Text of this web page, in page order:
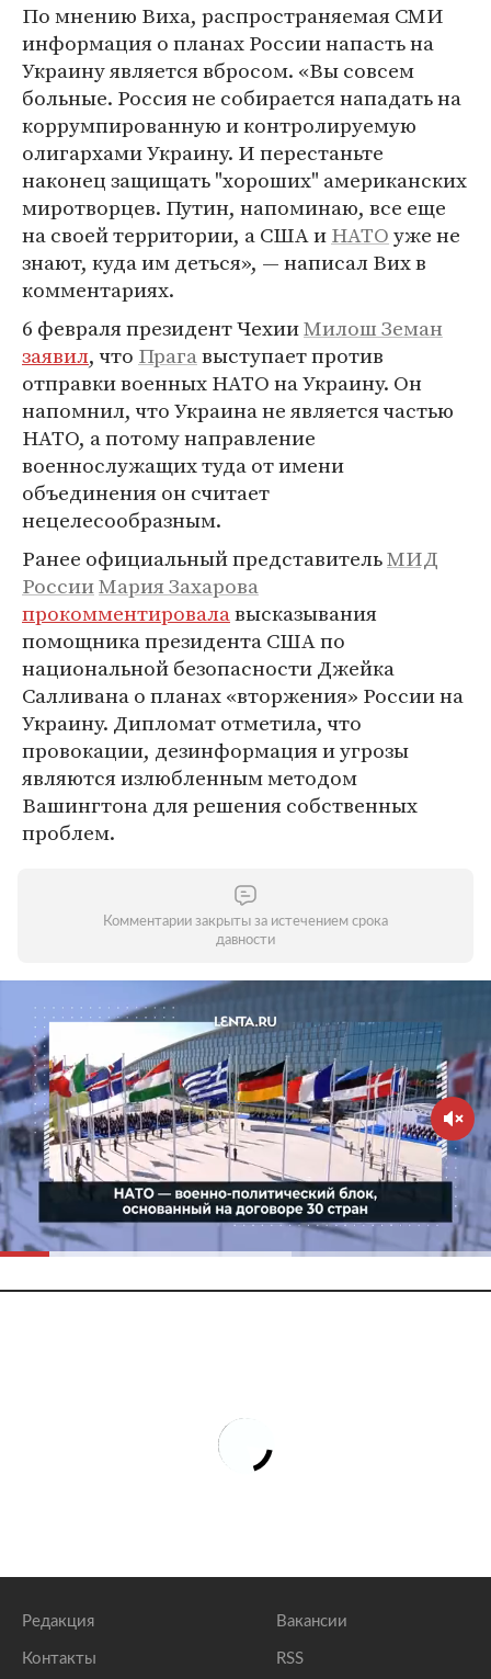
По мнению Виха, распространяемая СМИ
информация о планах России напасть на
Украину является вбросом. «Вы совсем
больные. Россия не собирается нападать на
коррумпированную и контролируемую
олигархами Украину. И перестаньте
наконец защищать "хороших" американских
миротворцев. Путин, напоминаю, все еще
на своей территории, а США иНАТОуже не
знают, куда им деться», — написал Вих в
комментариях.
6 февраля президент ЧехииМилош Земан
заявил, что Прагавыступает против
отправки военных НАТО на Украину. Он
напомнил, что Украина не является частью
НАТО, а потому направление
военнослужащих туда от имени
объединения он считает
нецелесообразным.
Ранее официальный представительМИД
РоссииМария Захарова
прокомментировалавысказывания
помощника президента США по
национальной безопасности Джейка
Салливана о планах «вторжения» России на
Украину. Дипломат отметила, что
провокации, дезинформация и угрозы
являются излюбленным методом
Вашингтона для решения собственных
проблем.
Комментарии закрыты за истечением срока
давности
Редакция
Контакты
Вакансии
RSS